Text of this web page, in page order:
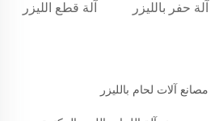
آلة حفر بالليزر آلة قطع الليزر
مصانع آلات لحام بالليزر